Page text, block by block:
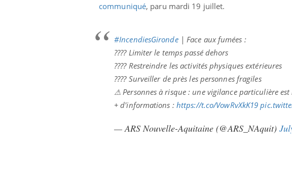
communiqué, paru mardi 19 juillet.
#IncendiesGironde| Face aux fumées :
???? Limiter le temps passé dehors
???? Restreindre les activités physiques extérieures
???? Surveiller de près les personnes fragiles
⚠ Personnes à risque : une vigilance particulière est
+ d'informations : https://t.co/VowRvXkK19
— ARS Nouvelle-Aquitaine (@ARS_NAquit)